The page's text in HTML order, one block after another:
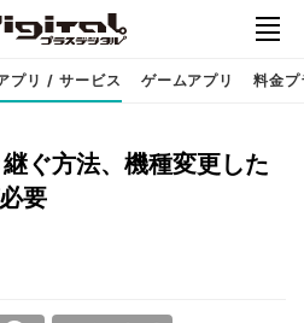
プリ / サービス ゲームアプリ 料金プ
ぐ方法、機種変更した
要